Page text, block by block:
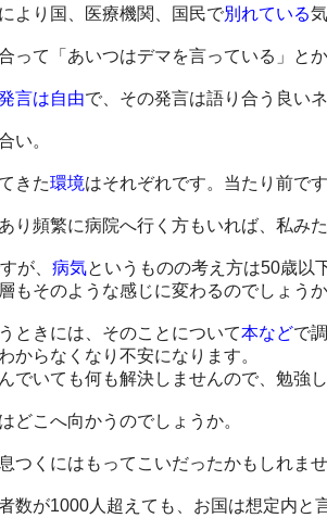
より国、医療機関、国民で別れている
って「あいつはデマを言っている」とか
言は自由で、その発言は語り合う良い
い。
きた環境はそれぞれです。当たり前です
り頻繁に病院へ行く方もいれば、私み
が、 病気というものの考え方は50歳以
もそのような感じに変わるのでしょうか
ときには、そのことについて本などで
からなくなり不安になります。
でいても何も解決しませんので、勉強
どこへ向かうのでしょうか。
つくにはもってこいだったかもしれま
数が1000人超えても、お国は想定内と